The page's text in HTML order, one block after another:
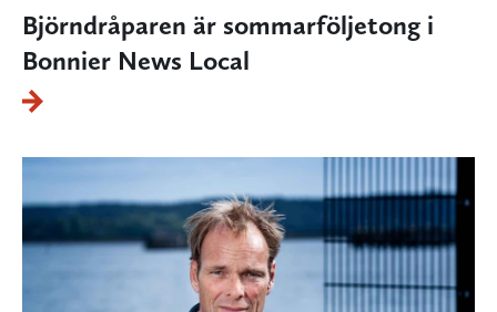
Björndråparen är sommarföljetong i
Bonnier News Local